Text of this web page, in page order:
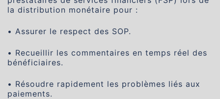
la distribution monétaire pour :
• Assurer le respect des SOP.
• Recueillir les commentaires en temps réel des
bénéficiaires.
• Résoudre rapidement les problèmes liés aux
paiements.